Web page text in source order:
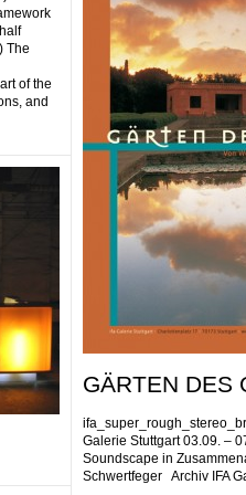
The
of the
and
GÄRTEN DES
Galerie Stuttgart 03.09. –
Soundscape in
Schwertfeger Archiv IFA